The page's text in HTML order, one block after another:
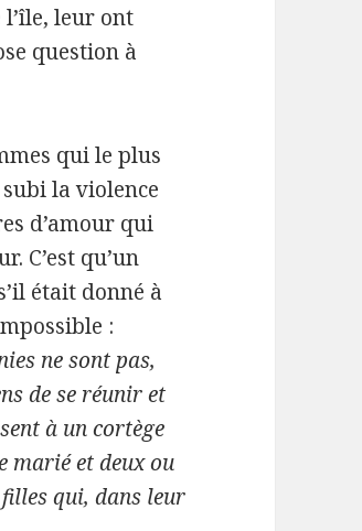
leur ont
question à
qui le plus
la violence
d’amour qui
C’est qu’un
était donné à
:
ne sont pas,
de se réunir et
à un cortège
marié et deux ou
qui, dans leur